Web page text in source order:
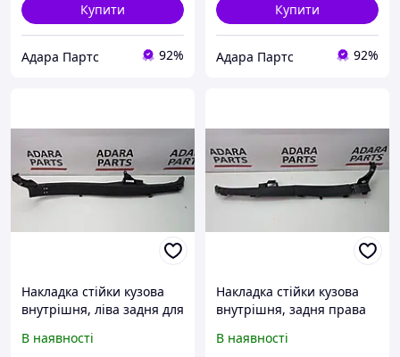
Купити
Адара Партс 92%
Купити
Адара Партс 92%
Накладка стійки кузова
внутрішня, ліва задня для
2018 (W205)
В наявності
Накладка стійки кузова
внутрішня, задня права
2015-2018 (W205)
В наявності